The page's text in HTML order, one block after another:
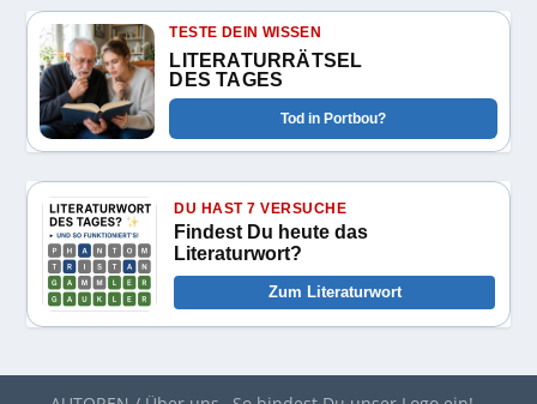
TESTE DEIN WISSEN
LITERATURRÄTSEL
DES TAGES
Tod in Portbou?
DU HAST 7 VERSUCHE
Findest Du heute das
Literaturwort?
Zum Literaturwort